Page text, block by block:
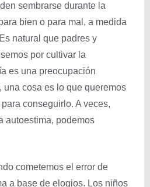
sembrarse durante la
bien o para mal, a medida
natural que padres y
por cultivar la
es una preocupación
una cosa es lo que queremos
conseguirlo. A veces,
autoestima, podemos
cometemos el error de
a base de elogios. Los niños